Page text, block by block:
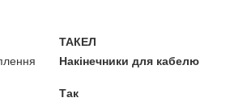
ТАКЕЛ
Накінечники для кабелю
Так